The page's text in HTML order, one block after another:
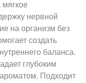
нервной
на организм без
создать
баланса.
глубоким
Подходит